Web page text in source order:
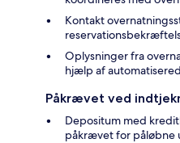
Kontakt
Oplysninger fra
hjælp af
Påkrævet ved
Depositum med
påkrævet for påløbne